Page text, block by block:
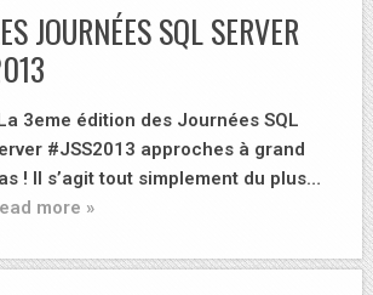
JOURNÉES SQL SERVER
3eme édition des Journées SQL
#JSS2013 approches à grand
! Il s’agit tout simplement du plus…
more »